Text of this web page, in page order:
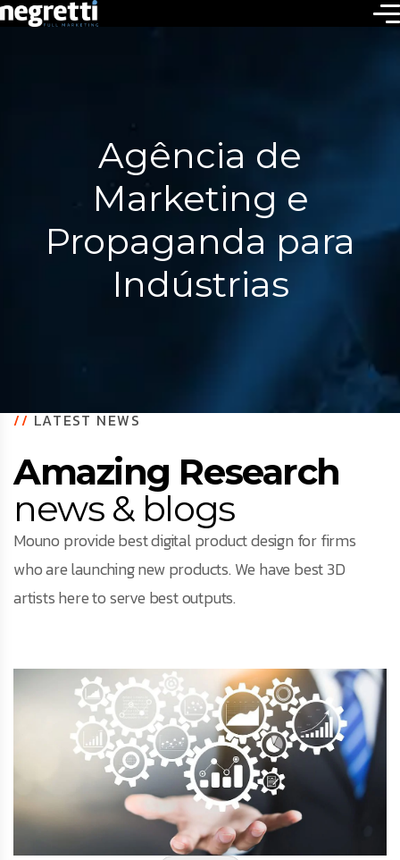
Agência de
Marketing e
Propaganda para
Indústrias
//LATEST NEWS
Amazing Research
news & blogs
Mouno provide best digital product design for firms
who are launching new products. We have best 3D
artists here to serve best outputs.